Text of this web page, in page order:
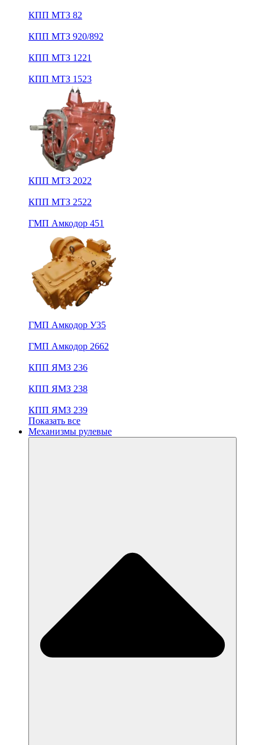
КПП МТЗ 82
КПП МТЗ 920/892
КПП МТЗ 1221
КПП МТЗ 1523
КПП МТЗ 2022
КПП МТЗ 2522
ГМП Амкодор 451
ГМП Амкодор У35
ГМП Амкодор 2662
КПП ЯМЗ 236
КПП ЯМЗ 238
КПП ЯМЗ 239
Показать все
Механизмы рулевые